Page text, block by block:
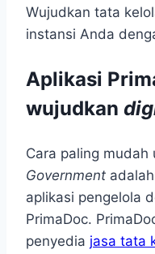
Wujudkan tata
instansi Anda
Aplikasi
wujudkan
Cara paling
Government
aplikasi pengelola
PrimaDoc.
penyedia jasa tata